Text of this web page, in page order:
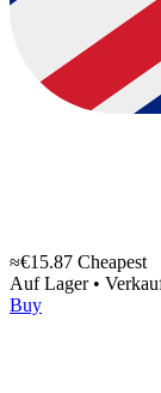
≈€15.87 Cheapest
Auf Lager •
Buy